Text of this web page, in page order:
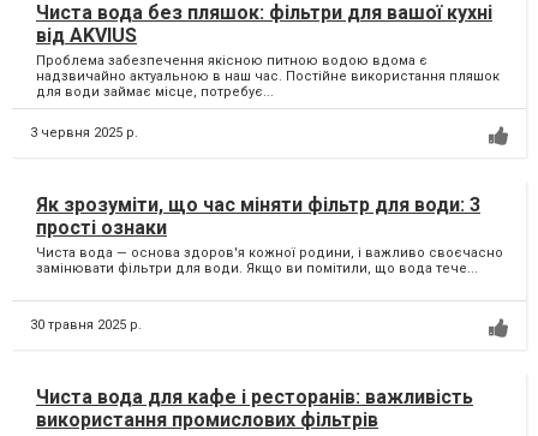
Чиста вода без пляшок: фільтри для вашої кухні
від AKVIUS
Проблема забезпечення якісною питною водою вдома є
надзвичайно актуальною в наш час. Постійне використання пляшок
для води займає місце, потребує...
3 червня 2025 р.
Як зрозуміти, що час міняти фільтр для води: 3
прості ознаки
Чиста вода — основа здоров'я кожної родини, і важливо своєчасно
замінювати фільтри для води. Якщо ви помітили, що вода тече...
30 травня 2025 р.
Чиста вода для кафе і ресторанів: важливість
використання промислових фільтрів